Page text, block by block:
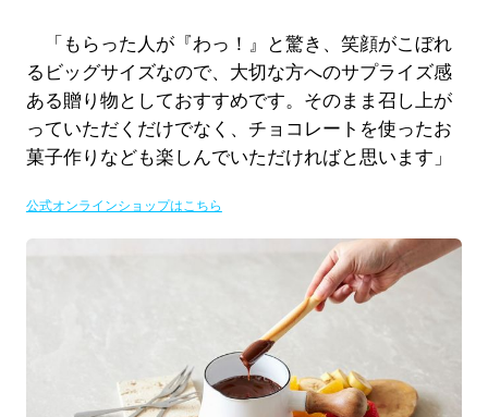
「もらった人が『わっ！』と驚き、笑顔がこぼれ
るビッグサイズなので、大切な方へのサプライズ感
ある贈り物としておすすめです。そのまま召し上が
っていただくだけでなく、チョコレートを使ったお
菓子作りなども楽しんでいただければと思います」
公式オンラインショップはこちら